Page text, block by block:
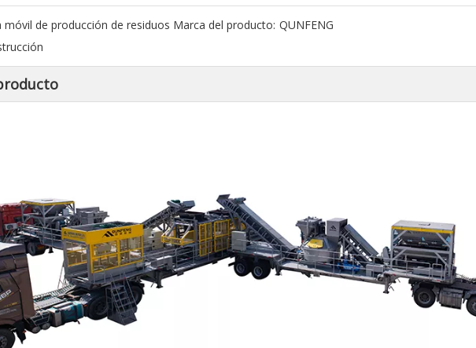
móvil de producción de residuos Marca del producto: QUNFENG